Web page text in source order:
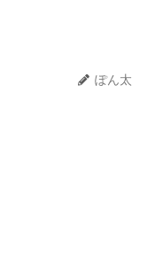
ぽん太